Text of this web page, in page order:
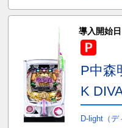
導入開始日
P中森
K
D-light（デ